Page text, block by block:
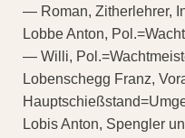
— Roman, Zitherlehrer,
Lobbe Anton,
— Willi,
Lobenschegg Franz,
Lobis Anton, Spengler